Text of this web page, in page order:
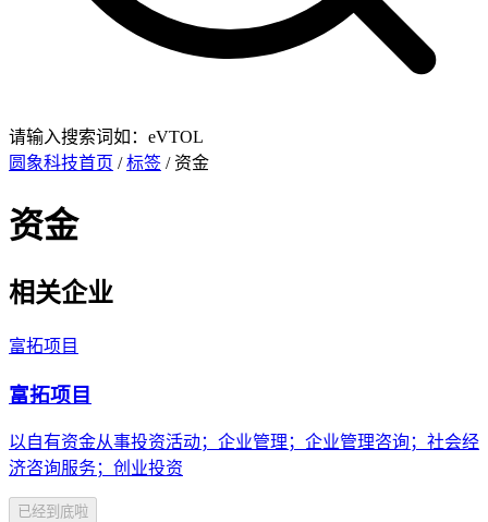
请输入搜索词如：eVTOL
圆象科技首页 /标签 / 资金
资金
相关企业
富拓项目
富拓项目
以自有资金从事投资活动；企业管理；企业管理咨询；社会经
济咨询服务；创业投资
已经到底啦